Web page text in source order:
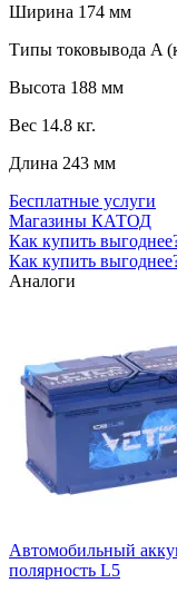
Ширина 174 мм
Типы токовывода A
Высота 188 мм
Вес 14.8 кг.
Длина 243 мм
Бесплатные услуги
Магазины КАТОД
Как купить
Как купить
Аналоги
Автомобильный
полярность L5